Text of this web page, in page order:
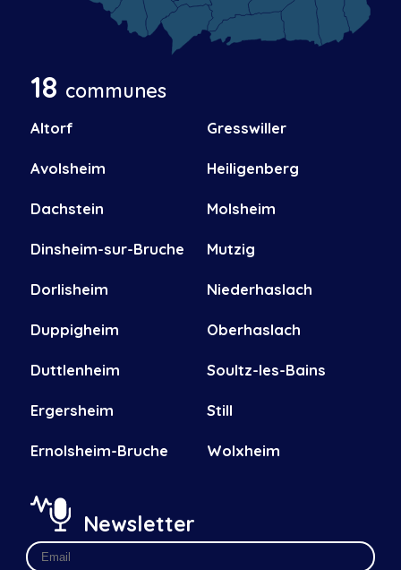
18 communes
Altorf
Avolsheim
Dachstein
Dinsheim-sur-Bruche
Dorlisheim
Duppigheim
Duttlenheim
Ergersheim
Ernolsheim-Bruche
Gresswiller
Heiligenberg
Molsheim
Mutzig
Niederhaslach
Oberhaslach
Soultz-les-Bains
Still
Wolxheim
Newsletter